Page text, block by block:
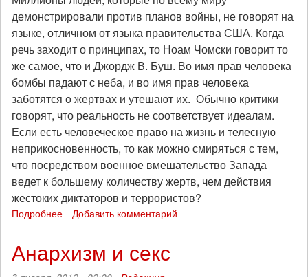
демонстрировали против планов войны, не говорят на
языке, отличном от языка правительства США. Когда
речь заходит о принципах, то Ноам Чомски говорит то
же самое, что и Джордж В. Буш. Во имя прав человека
бомбы падают с неба, и во имя прав человека
заботятся о жертвах и утешают их. Обычно критики
говорят, что реальность не соответствует идеалам.
Если есть человеческое право на жизнь и телесную
неприкосновенность, то как можно смиряться с тем,
что посредством военное вмешательство Запада
ведет к большему количеству жертв, чем действия
жестоких диктаторов и террористов?
Подробнее
«Парадоксы
Добавить комментарий
Анархизм и секс